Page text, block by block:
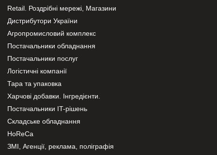
Retail. Роздрібні мережі, Магазини
Дистрибутори України
Агропромисловий комплекс
Постачальники обладнання
Постачальники послуг
Логістичні компанії
Тара та упаковка
Харчові добавки. Інгредієнти.
Постачальники IT-рішень
Складське обладнання
HoReCa
ЗМІ, Агенції, реклама, поліграфія